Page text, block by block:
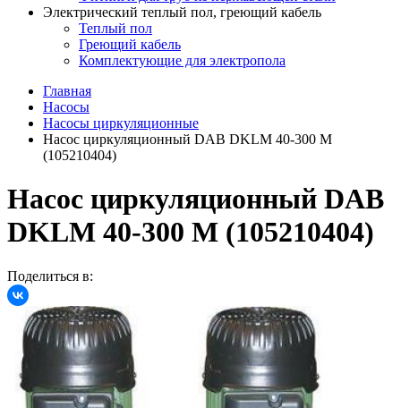
Электрический теплый пол, греющий кабель
Теплый пол
Греющий кабель
Комплектующие для электропола
Главная
Насосы
Насосы циркуляционные
Насос циркуляционный DAB DKLM 40-300 M
(105210404)
Насос циркуляционный DAB
DKLM 40-300 M (105210404)
Поделиться в: